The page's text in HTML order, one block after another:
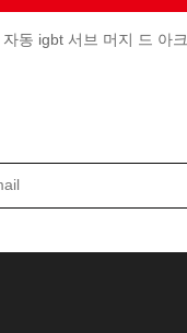
자동 igbt 서브 머지 드 아